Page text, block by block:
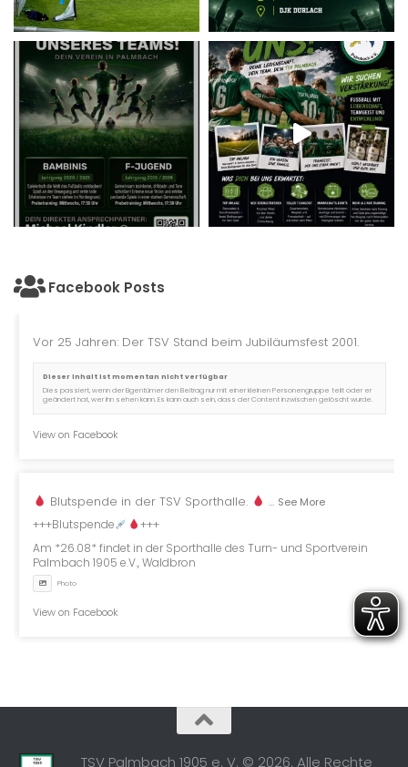
Facebook Posts
Vor 25 Jahren: Der TSV Stand beim Jubiläumsfest 2001.
Dieser Inhalt ist momentan nicht verfügbar
Dies passiert, wenn der Eigentümer den Beitrag nur mit einer kleinen Personengruppe teilt oder er
geändert hat, wer ihn sehen kann. Es kann auch sein, dass der Content inzwischen gelöscht wurde.
View on Facebook
Blutspende in der TSV Sporthalle.
+++Blutspende
+++
Am *26.08* findet in der Sporthalle des Turn- und Sportverein
Palmbach 1905 e.V., Waldbron
... See More
Photo
View on Facebook
TSV Palmbach 1905 e. V. © 2026. Alle Rechte